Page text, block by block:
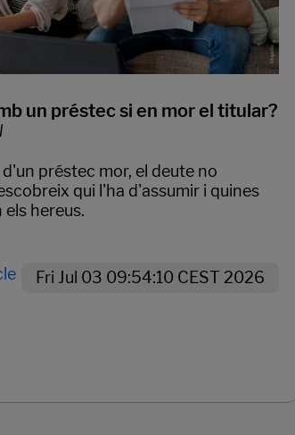
un préstec si en mor el titular?
préstec mor, el deute no
qui l'ha d'assumir i quines
hereus.
Fri Jul 03 09:54:10 CEST 2026